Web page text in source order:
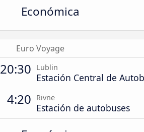
Económica
Euro Voyage
20:30 Lublin
Estación Central de
4:20 Rivne
Estación de autobuses